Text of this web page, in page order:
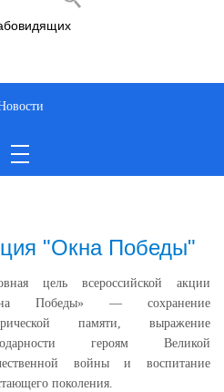
"Георгиевская
"Окна Победы"
цель всероссийской акции
Победы» — сохранение
памяти, выражение
героям Великой
войны и воспитание
поколения.